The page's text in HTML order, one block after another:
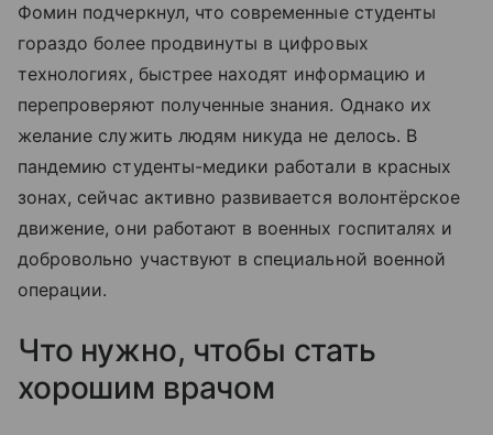
Фомин подчеркнул, что современные студенты
гораздо более продвинуты в цифровых
технологиях, быстрее находят информацию и
перепроверяют полученные знания. Однако их
желание служить людям никуда не делось. В
пандемию студенты-медики работали в красных
зонах, сейчас активно развивается волонтёрское
движение, они работают в военных госпиталях и
добровольно участвуют в специальной военной
операции.
Что нужно, чтобы стать
хорошим врачом